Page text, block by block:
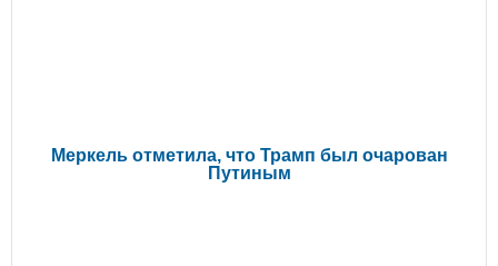
Меркель отметила, что Трамп был очарован
Путиным